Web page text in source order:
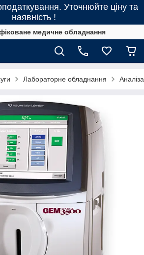
Уточнюйте ціну та
наявність !
медичне обладнання
Лабораторне обладнання